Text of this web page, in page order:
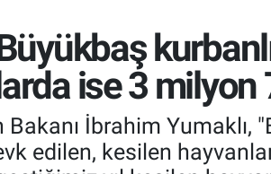
ise 3 milyon
Bakanı İbrahim Yumaklı,
edilen, kesilen